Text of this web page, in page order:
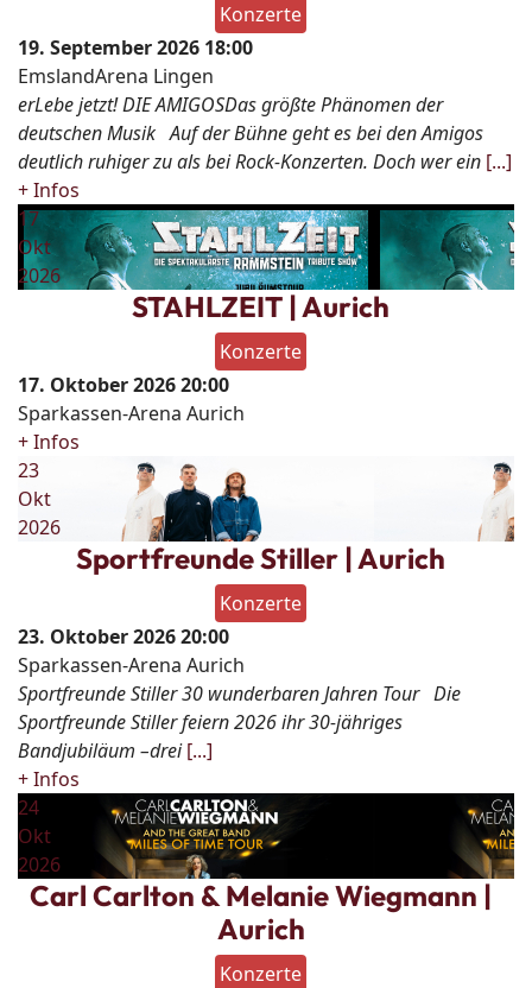
Konzerte
19. September 2026 18:00
EmslandArena Lingen
erLebe jetzt! DIE AMIGOSDas größte Phänomen der
deutschen Musik Auf der Bühne geht es bei den Amigos
deutlich ruhiger zu als bei Rock-Konzerten. Doch wer ein [...]
+ Infos
17
Okt
2026
STAHLZEIT | Aurich
Konzerte
17. Oktober 202620:00
Sparkassen-Arena Aurich
+ Infos
23
Okt
2026
Sportfreunde Stiller | Aurich
Konzerte
23. Oktober 202620:00
Sparkassen-Arena Aurich
Sportfreunde Stiller 30 wunderbaren Jahren Tour Die
Sportfreunde Stiller feiern 2026 ihr 30-jähriges
Bandjubiläum –drei [...]
+ Infos
24
Okt
2026
Carl Carlton & Melanie Wiegmann |
Aurich
Konzerte